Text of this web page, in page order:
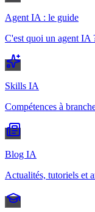
Agent IA : le guide
C'est quoi un agent IA
Skills IA
Compétences à
Blog IA
Actualités, tutoriels et